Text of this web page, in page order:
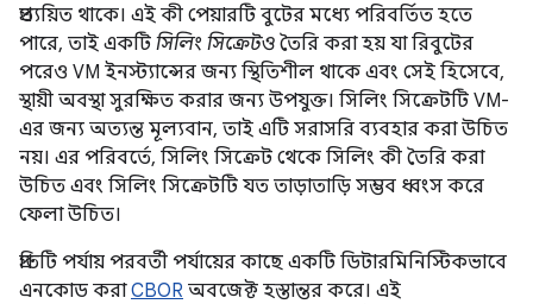
প্রত্যয়িত থাকে। এই কী পেয়ারটি বুটের মধ্যে পরিবর্তিত হতে
পারে, তাই একটি সিলিং সিক্রেটও তৈরি করা হয় যা রিবুটের
পরেও VM ইনস্ট্যান্সের জন্য স্থিতিশীল থাকে এবং সেই হিসেবে,
স্থায়ী অবস্থা সুরক্ষিত করার জন্য উপযুক্ত। সিলিং সিক্রেটটি VM-
এর জন্য অত্যন্ত মূল্যবান, তাই এটি সরাসরি ব্যবহার করা উচিত
নয়। এর পরিবর্তে, সিলিং সিক্রেট থেকে সিলিং কী তৈরি করা
উচিত এবং সিলিং সিক্রেটটি যত তাড়াতাড়ি সম্ভব ধ্বংস করে
ফেলা উচিত।
প্রতিটি পর্যায় পরবর্তী পর্যায়ের কাছে একটি ডিটারমিনিস্টিকভাবে
এনকোড করাCBOR অবজেক্ট হস্তান্তর করে। এই